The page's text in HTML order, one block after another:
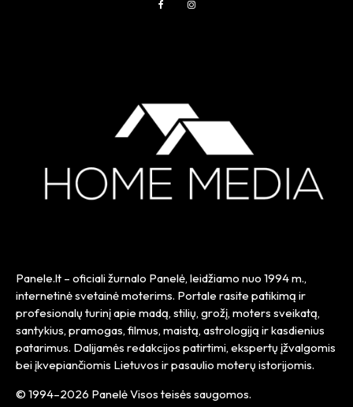
Panele.lt – oficiali žurnalo Panelė, leidžiamo nuo 1994 m.,
internetinė svetainė moterims. Portale rasite patikimą ir
profesionalų turinį apie madą, stilių, grožį, moters sveikatą,
santykius, pramogas, filmus, maistą, astrologiją ir kasdienius
patarimus. Dalijamės redakcijos patirtimi, ekspertų įžvalgomis
bei įkvepiančiomis Lietuvos ir pasaulio moterų istorijomis.
© 1994–2026 Panelė Visos teisės saugomos.